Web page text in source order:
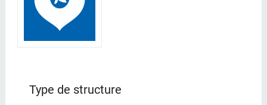
Type de structure